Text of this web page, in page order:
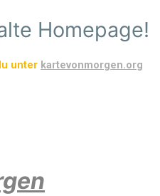
Homepage!
unter kartevonmorgen.org